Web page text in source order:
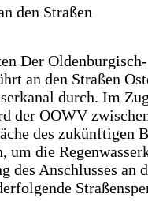
Der Oldenburgisch-
an den Straßen
durch. Im
der OOWV
des zukünftigen
um die
des Anschlusses an